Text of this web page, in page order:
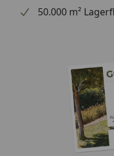
50.000 m²